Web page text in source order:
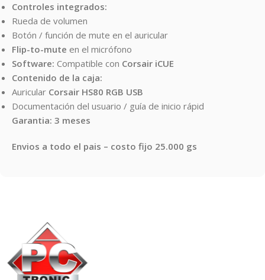
Controles integrados:
Rueda de volumen
Botón / función de mute en el auricular
Flip-to-mute en el micrófono
Software: Compatible con Corsair iCUE
Contenido de la caja:
Auricular Corsair HS80 RGB USB
Documentación del usuario / guía de inicio rápid
Garantia: 3 meses
Envios a todo el pais – costo fijo 25.000 gs